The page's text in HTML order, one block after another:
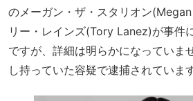
のメーガン・ザ・スタリオン
リー・レインズ(Tory Lanez)が事件
ですが、詳細は明らかになっていま
し持っていた容疑で逮捕されています